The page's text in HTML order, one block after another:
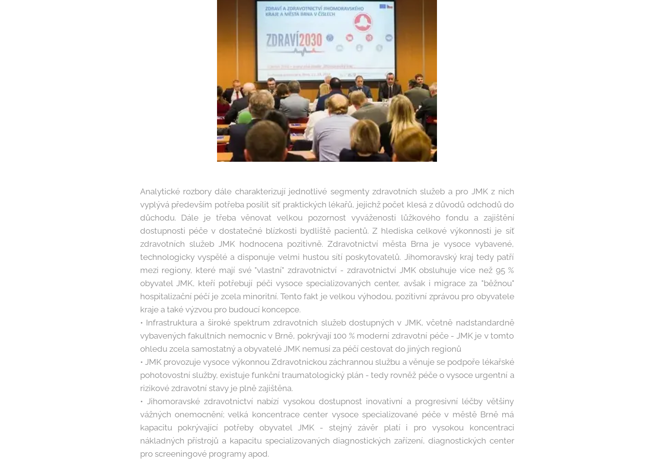
Analytické rozbory dále charakterizují jednotlivé segmenty zdravotních služeb a pro JMK z nich
vyplývá především potřeba posílit síť praktických lékařů, jejichž počet klesá z důvodů odchodů do
důchodu. Dále je třeba věnovat velkou pozornost vyváženosti lůžkového fondu a zajištění
dostupnosti péče v dostatečné blízkosti bydliště pacientů. Z hlediska celkové výkonnosti je síť
zdravotních služeb JMK hodnocena pozitivně. Zdravotnictví města Brna je vysoce vybavené,
technologicky vyspělé a disponuje velmi hustou sítí poskytovatelů. Jihomoravský kraj tedy patří
mezi regiony, které mají své "vlastní" zdravotnictví - zdravotnictví JMK obsluhuje více než 95 %
obyvatel JMK, kteří potřebují péči vysoce specializovaných center, avšak i migrace za "běžnou"
hospitalizační péčí je zcela minoritní. Tento fakt je velkou výhodou, pozitivní zprávou pro obyvatele
kraje a také výzvou pro budoucí koncepce.
• Infrastruktura a široké spektrum zdravotních služeb dostupných v JMK, včetně nadstandardně
vybavených fakultních nemocnic v Brně, pokrývají 100 % moderní zdravotní péče - JMK je v tomto
ohledu zcela samostatný a obyvatelé JMK nemusí za péčí cestovat do jiných regionů
• JMK provozuje vysoce výkonnou Zdravotnickou záchrannou službu a věnuje se podpoře lékařské
pohotovostní služby, existuje funkční traumatologický plán - tedy rovněž péče o vysoce urgentní a
rizikové zdravotní stavy je plně zajištěna.
• Jihomoravské zdravotnictví nabízí vysokou dostupnost inovativní a progresivní léčby většiny
vážných onemocnění; velká koncentrace center vysoce specializované péče v městě Brně má
kapacitu pokrývající potřeby obyvatel JMK - stejný závěr platí i pro vysokou koncentraci
nákladných přístrojů a kapacitu specializovaných diagnostických zařízení, diagnostických center
pro screeningové programy apod.